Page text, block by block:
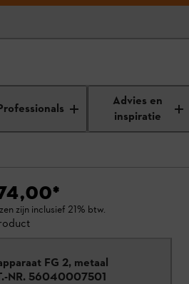
Advies en
inspiratie
*
zijn inclusief 21% btw.
FG 2, metaal
NR. 56040007501